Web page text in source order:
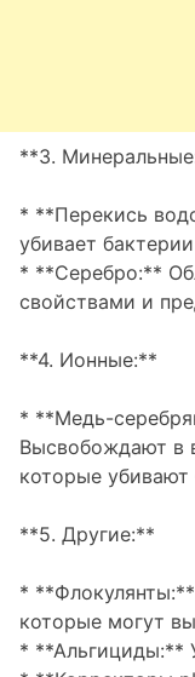
**3.
* **Перекись
убивает
* **Серебро:**
свойствами и
**4. Ионные:**
* **Медь-
Высвобождают в
которые
**5. Другие:**
*
которые могут
* **Альгициды:**